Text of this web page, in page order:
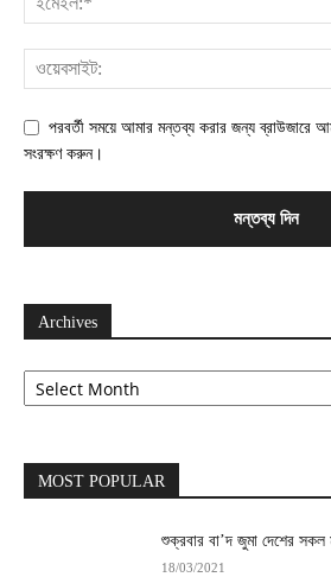
পরবর্তী সময়ে আমার মন্তব্য করার জন্য ব্রাউজারে
সংরক্ষণ করুন।
Archives
Archives
MOST POPULAR
শুক্রবার বা’দ জুমা দেশের সকল
18/03/2021